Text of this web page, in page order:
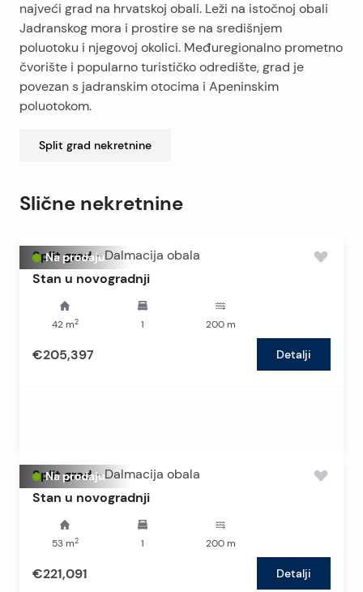
najveći grad na hrvatskoj obali. Leži na istočnoj obali
Jadranskog mora i prostire se na središnjem
poluotoku i njegovoj okolici. Međuregionalno prometno
čvorište i popularno turističko odredište, grad je
povezan s jadranskim otocima i Apeninskim
poluotokom.
Split grad nekretnine
Slične nekretnine
Na prodaju
Split grad - Dalmacija obala
Stan u novogradnji
42m2 1 200m
€205,397 Detalji
Na prodaju
Split grad - Dalmacija obala
Stan u novogradnji
53m2 1 200m
€221,091 Detalji